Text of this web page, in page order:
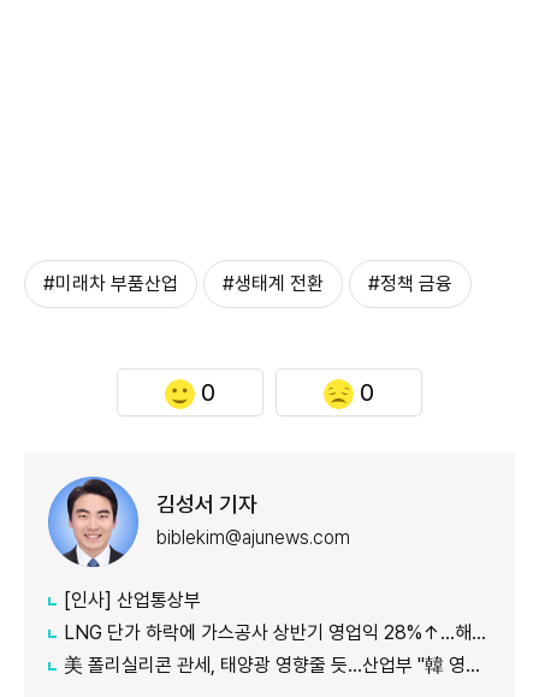
#미래차 부품산업 #생태계 전환 #정책 금융
0 0
김성서 기자
biblekim@ajunews.com
[인사] 산업통상부
LNG 단가 하락에 가스공사 상반기 영업익 28%↑…해외사업 호조도 한몫
美 폴리실리콘 관세, 태양광 영향줄 듯…산업부 "韓 영향 최소화 협의"